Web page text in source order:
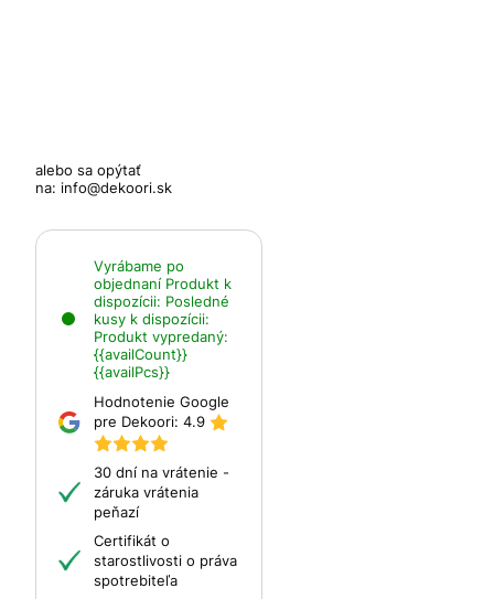
alebo sa opýtať
na: info@dekoori.sk
Vyrábame po
objednaní Produkt k
dispozícii: Posledné
kusy k dispozícii:
Produkt vypredaný:
{{availCount}}
{{availPcs}}
Hodnotenie Google
pre Dekoori: 4.9
30 dní na vrátenie -
záruka vrátenia
peňazí
Certifikát o
starostlivosti o práva
spotrebiteľa